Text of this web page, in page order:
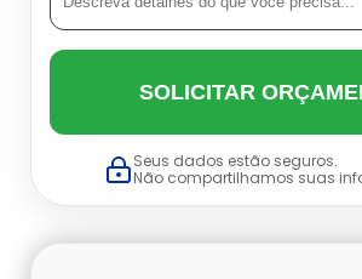
SOLICITAR
Seus dados estão seguros.
Não compartilhamos suas